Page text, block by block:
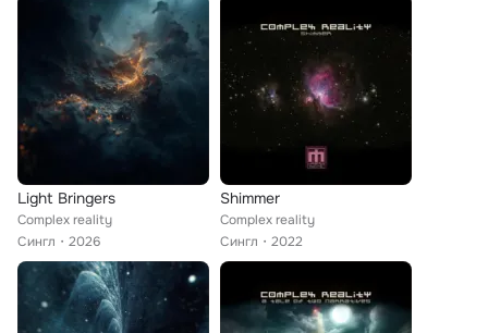
Light Bringers
Complex reality
Сингл
2026
Shimmer
Complex reality
Сингл
2022